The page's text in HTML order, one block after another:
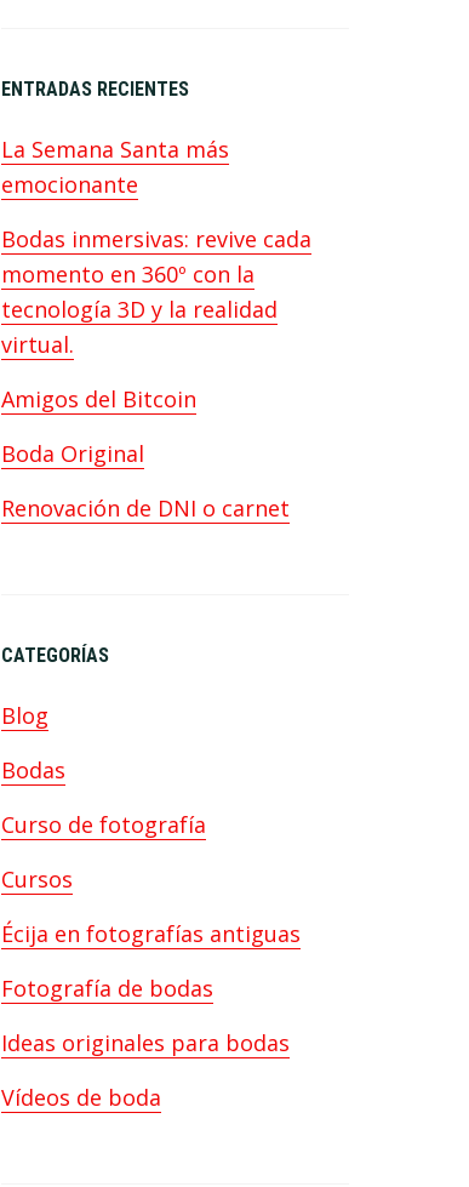
ENTRADAS RECIENTES
La Semana Santa más
emocionante
Bodas inmersivas: revive cada
momento en 360º con la
tecnología 3D y la realidad
virtual.
Amigos del Bitcoin
Boda Original
Renovación de DNI o carnet
CATEGORÍAS
Blog
Bodas
Curso de fotografía
Cursos
Écija en fotografías antiguas
Fotografía de bodas
Ideas originales para bodas
Vídeos de boda